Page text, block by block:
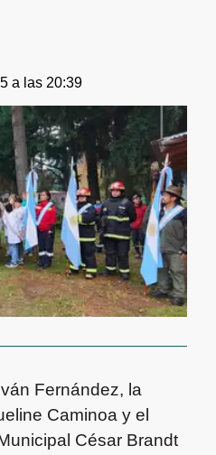
a las 20:39
Fernández, la
Caminoa y el
César Brandt